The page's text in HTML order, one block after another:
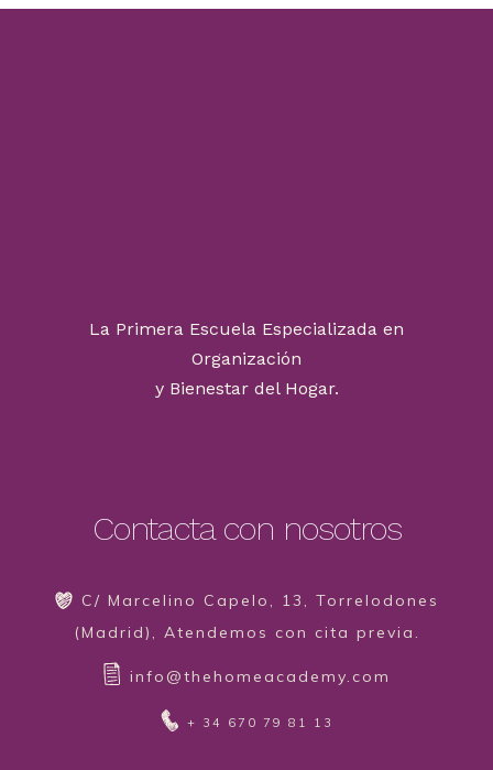
La Primera Escuela Especializada en
Organización
y Bienestar del Hogar.
Contacta con nosotros
C/ Marcelino Capelo, 13, Torrelodones
(Madrid), Atendemos con cita previa.
info@thehomeacademy.com
+ 34 670 79 81 13